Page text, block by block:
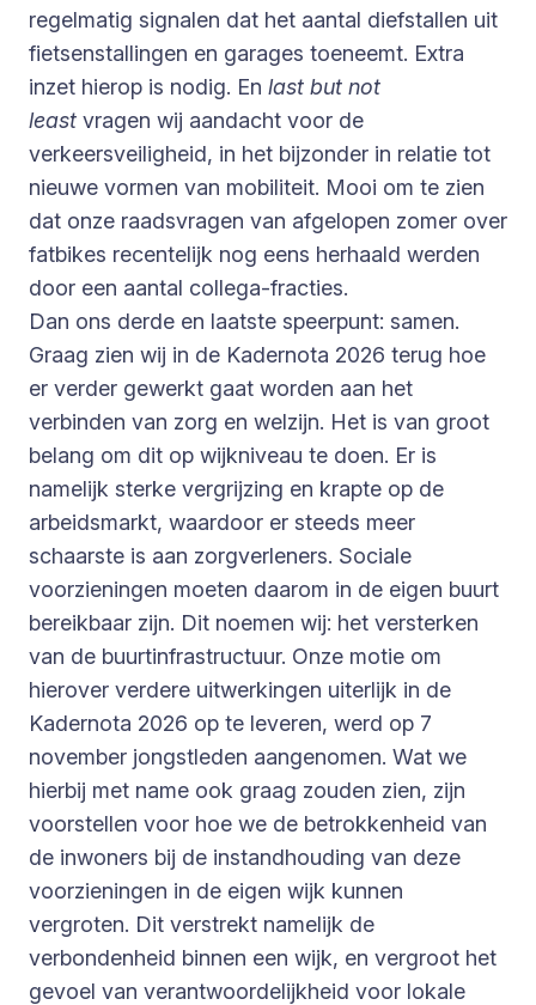
regelmatig signalen dat het aantal diefstallen uit
fietsenstallingen en garages toeneemt. Extra
inzet hierop is nodig. En last but not
least vragen wij aandacht voor de
verkeersveiligheid, in het bijzonder in relatie tot
nieuwe vormen van mobiliteit. Mooi om te zien
dat onze raadsvragen van afgelopen zomer over
fatbikes recentelijk nog eens herhaald werden
door een aantal collega-fracties.
Dan ons derde en laatste speerpunt: samen.
Graag zien wij in de Kadernota 2026 terug hoe
er verder gewerkt gaat worden aan het
verbinden van zorg en welzijn. Het is van groot
belang om dit op wijkniveau te doen. Er is
namelijk sterke vergrijzing en krapte op de
arbeidsmarkt, waardoor er steeds meer
schaarste is aan zorgverleners. Sociale
voorzieningen moeten daarom in de eigen buurt
bereikbaar zijn. Dit noemen wij: het versterken
van de buurtinfrastructuur. Onze motie om
hierover verdere uitwerkingen uiterlijk in de
Kadernota 2026 op te leveren, werd op 7
november jongstleden aangenomen. Wat we
hierbij met name ook graag zouden zien, zijn
voorstellen voor hoe we de betrokkenheid van
de inwoners bij de instandhouding van deze
voorzieningen in de eigen wijk kunnen
vergroten. Dit verstrekt namelijk de
verbondenheid binnen een wijk, en vergroot het
gevoel van verantwoordelijkheid voor lokale